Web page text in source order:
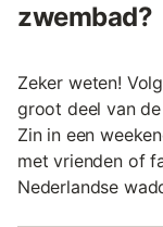
zwembad?
Zeker weten!
groot deel van
Zin in een
met vrienden of
Nederlandse